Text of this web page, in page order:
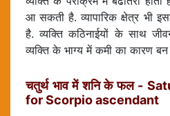
आ सकती है. व्यापारिक क्षेत्र भी
है. व्यक्ति कठिनाईयों के साथ
व्यक्ति के भाग्य में कमी का कारण
चतुर्थ भाव में शनि के फल -
for Scorpio ascendant